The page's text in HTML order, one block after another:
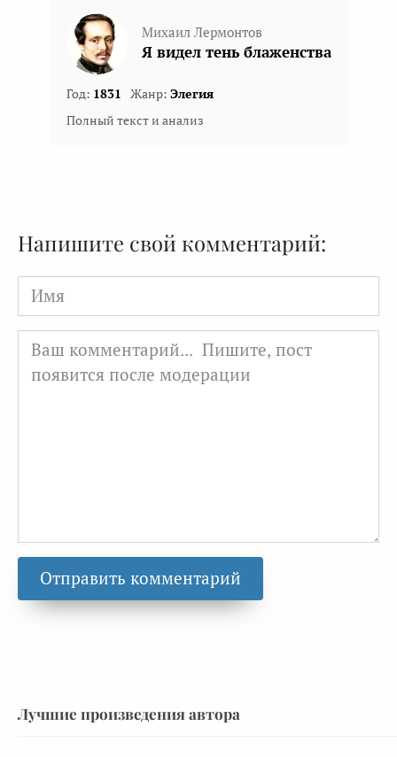
Михаил Лермонтов
Я видел тень блаженства
Год: 1831 Жанр: Элегия
Полный текст и анализ
Напишите свой комментарий:
Имя
Лучшие произведения автора